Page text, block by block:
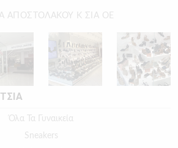
ΑΠΟΣΤΟΛΑΚΟΥ Κ ΣΙΑ ΟΕ
Όλα Τα Γυναικεία
Sneakers